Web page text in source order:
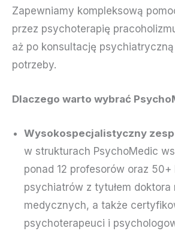
Zapewniamy kompleksową
przez psychoterapię
aż po konsultację
potrzeby.
Dlaczego warto wybrać
Wysokospecjalistyczny
w strukturach PsychoMedic
ponad 12 profesorów oraz 50+
psychiatrów z tytułem doktora
medycznych, a także
psychoterapeuci i